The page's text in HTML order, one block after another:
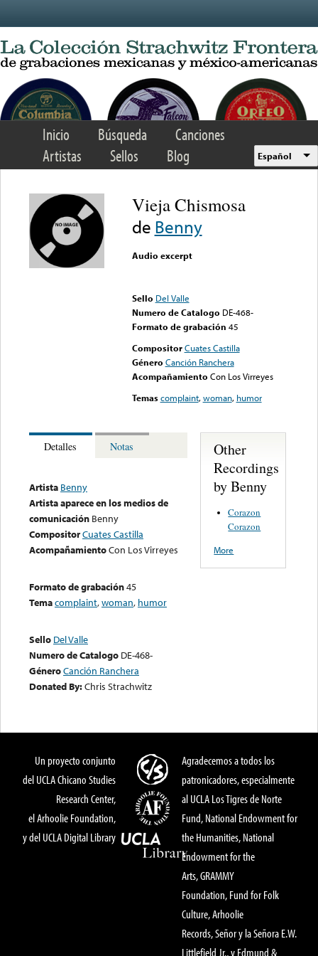
Inicio Búsqueda
Canciones
Artistas
Sellos Blog Español
Vieja Chismosa
de Benny
Audio excerpt
Sello Del Valle
Numero de Catalogo DE-468-
Formato de grabación 45
Compositor Cuates Castilla
Género Canción Ranchera
Acompañamiento Con Los Virreyes
Temas complaint,woman, humor
Detalles Notas
Artista Benny
Artista aparece en los medios de
comunicación Benny
CompositorCuates Castilla
AcompañamientoCon Los Virreyes
Formato de grabación45
Temacomplaint,woman, humor
Sello Del Valle
Numero de Catalogo DE-468-
GéneroCanción Ranchera
Donated By:Chris Strachwitz
Other
Recordings
by Benny
Corazon
Corazon
More
Un proyecto conjunto
del UCLA Chicano Studies
Research Center,
el Arhoolie Foundation,
y del UCLA Digital Library
Agradecemos a todos los
patronicadores, especialmente
al UCLA Los Tigres de Norte
Fund, National Endowment for
the Humanities, National
Endowment for the
Arts, GRAMMY
Foundation, Fund for Folk
Culture, Arhoolie
Records, Señor y la Señora E.W.
Littlefield Jr., y Edmund &